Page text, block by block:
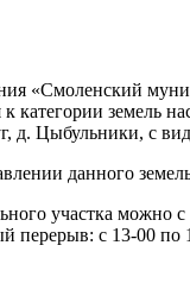
«Смоленский
категории земель
д. Цыбульники, с
данного
участка
перерыв: с 13-00